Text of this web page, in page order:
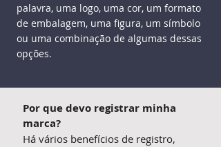
palavra, uma logo, uma cor, um formato
de embalagem, uma figura, um símbolo
ou uma combinação de algumas dessas
opções.
Por que devo registrar minha
marca?
Há vários benefícios de registro,